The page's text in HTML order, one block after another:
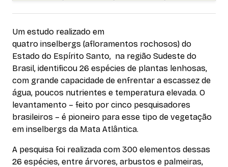
Um estudo realizado em
quatro inselbergs (afloramentos rochosos) do
Estado do Espírito Santo, na região Sudeste do
Brasil, identificou 26 espécies de plantas lenhosas,
com grande capacidade de enfrentar a escassez de
água, poucos nutrientes e temperatura elevada. O
levantamento – feito por cinco pesquisadores
brasileiros – é pioneiro para esse tipo de vegetação
em inselbergs da Mata Atlântica.
A pesquisa foi realizada com 300 elementos dessas
26 espécies, entre árvores, arbustos e palmeiras,